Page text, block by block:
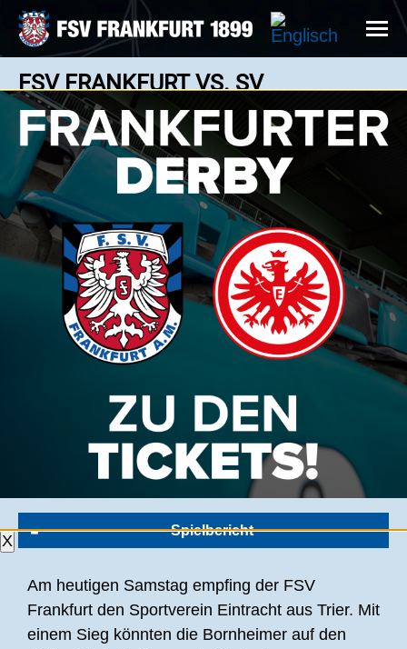
FSV FRANKFURT VS. SV
EINTRACHT TRIER 3:1
3 : 1
Regionalliga Südwest - 14.09.2024 14:00 Uhr
Lukas Gottwalt (re.) bejubelt mit Cas Peters
DER FSV GEWINNT GEGEN TRIER UND
BLEIBT WEITER UNGESCHLAGEN
Spielbericht
Am heutigen Samstag empfing der FSV
Frankfurt den Sportverein Eintracht aus Trier. Mit
einem Sieg könnten die Bornheimer auf den
X